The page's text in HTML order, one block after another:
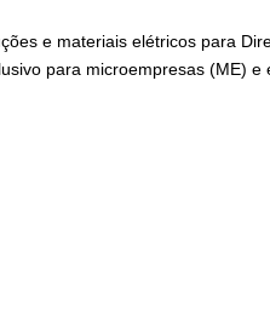
e materiais elétricos para
para microempresas (ME)